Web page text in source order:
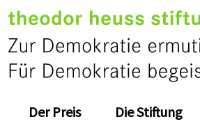
Der Preis Die Stiftung